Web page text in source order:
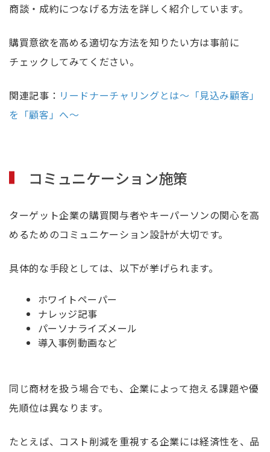
商談・成約につなげる方法を詳しく紹介しています。
購買意欲を高める適切な方法を知りたい方は事前に
チェックしてみてください。
関連記事： リードナーチャリングとは～「見込み顧客」
を「顧客」へ～
コミュニケーション施策
ターゲット企業の購買関与者やキーパーソンの関心を高
めるためのコミュニケーション設計が大切です。
具体的な手段としては、以下が挙げられます。
ホワイトペーパー
ナレッジ記事
パーソナライズメール
導入事例動画など
同じ商材を扱う場合でも、企業によって抱える課題や優
先順位は異なります。
たとえば、コスト削減を重視する企業には経済性を、品